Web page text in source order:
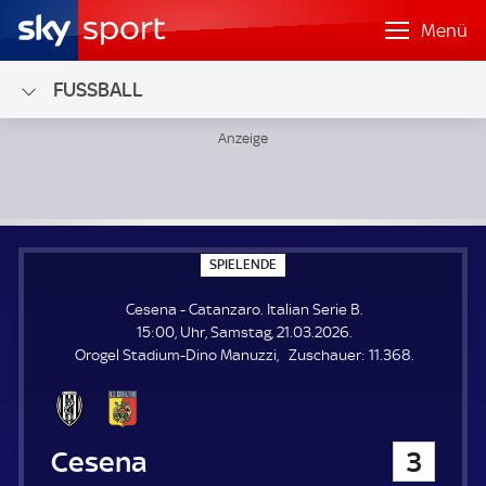
Menü
FUSSBALL
SPIELENDE
P
E
L
E
N
Cesena - Catanzaro. Italian Serie B.
15:00, Uhr, Samstag, 21.03.2026.
Orogel Stadium-Dino Manuzzi
Zuschauer: Z
11.368.
Cesena 3